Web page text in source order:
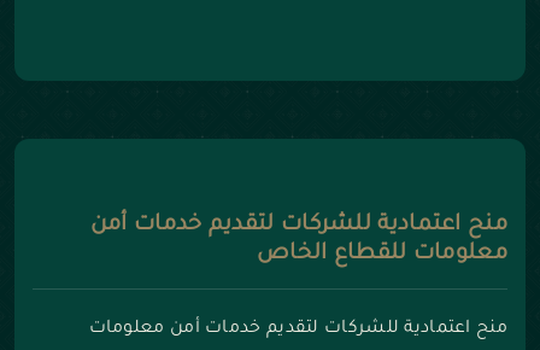
منح اعتمادية للشركات لتقديم خدمات أمن
معلومات للقطاع الخاص
منح اعتمادية للشركات لتقديم خدمات أمن معلومات